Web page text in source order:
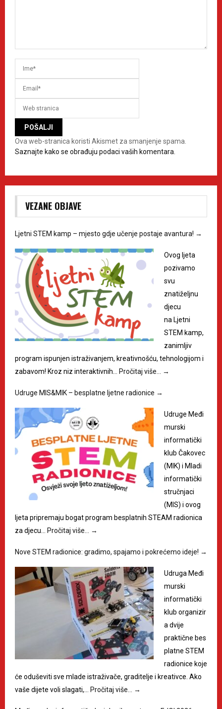
Ova web-stranica koristi Akismet za smanjenje spama.
Saznajte kako se obrađuju podaci vaših komentara.
VEZANE OBJAVE
Ljetni STEM kamp – mjesto gdje učenje postaje avantura! →
Ovog ljeta
pozivamo
svu
znatiželjnu
djecu
na Ljetni
STEM kamp,
zanimljiv
program ispunjen istraživanjem, kreativnošću, tehnologijom i
zabavom! Kroz niz interaktivnih…
Pročitaj više… →
Udruge MIS&MIK – besplatne ljetne radionice →
Udruge Međi
murski
informatički
klub Čakovec
(MIK) i Mladi
informatički
stručnjaci
(MIS) i ovog
ljeta pripremaju bogat program besplatnih STEAM radionica
za djecu…
Pročitaj više… →
Nove STEM radionice: gradimo, spajamo i pokrećemo ideje! →
Udruga Međi
murski
informatički
klub organizir
a dvije
praktične bes
platne STEM
radionice koje
će oduševiti sve mlade istraživače, graditelje i kreativce. Ako
vaše dijete voli slagati,…
Pročitaj više… →